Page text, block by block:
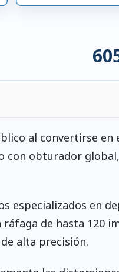
al convertirse
con obturador
especializados en
de hasta 120
alta precisión.